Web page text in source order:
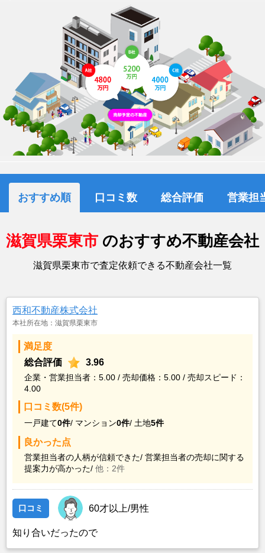
おすすめ順 口コミ数 総合評価 営業担
滋賀県栗東市 のおすすめ不動産会社
滋賀県栗東市で査定依頼できる不動産会社一覧
西和不動産株式会社
本社所在地：滋賀県栗東市
満足度
総合評価
3.96
企業・営業担当者：5.00 / 売却価格：5.00 / 売却スピード：
4.00
口コミ数(5件)
一戸建て0件/ マンション0件/ 土地5件
良かった点
営業担当者の人柄が信頼できた/ 営業担当者の売却に関する
提案力が高かった/ 他：2件
口コミ 60才以上/男性
知り合いだったので